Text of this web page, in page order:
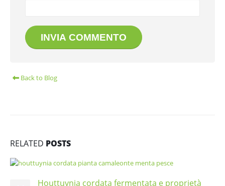
Back to Blog
RELATED POSTS
Houttuynia cordata fermentata e proprietà